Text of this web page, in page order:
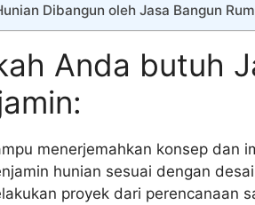
Dibangun oleh Jasa Bangun
Anda butuh
menerjemahkan konsep dan
hunian sesuai dengan
proyek dari perencanaan